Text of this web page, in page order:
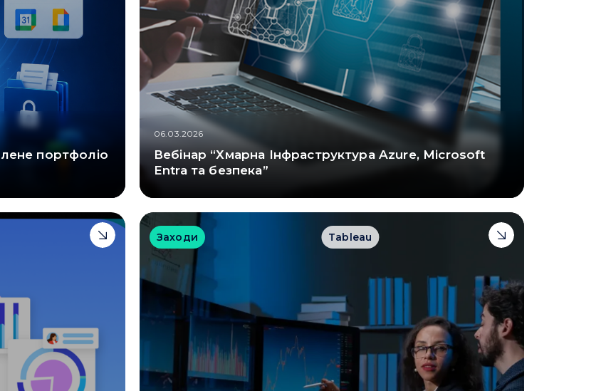
портфоліо
06.03.2026
Вебінар “Хмарна Інфраструктура Azure, Microsoft
Entra та безпека”
Заходи Tableau